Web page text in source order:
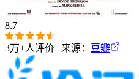
8.7
3万+人评价 | 来源： 豆瓣